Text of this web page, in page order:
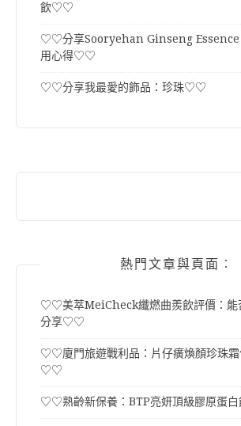
飲♡♡
♡♡分享Sooryehan Ginseng
用心得♡♡
♡♡分享我最愛的飾品：珍珠♡♡
熱門文章與頁面︰
♡♡美萃MeiCheck纖燃曲羨飲評價：能
分享♡♡
♡♡廈門旅遊戰利品：片仔癀煥顏珍珠霜
♡♡
♡♡熟齡新保養：BTP亮妍頂級膠原蛋